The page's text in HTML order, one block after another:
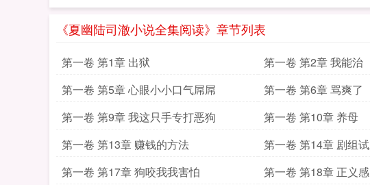
《夏幽陆司澈小说全集阅读》章节列表
第一卷 第1章 出狱 第一卷 第2章 我能治
第一卷 第5章 心眼小小口气屌屌
第一卷 第6章 骂爽了
第一卷 第9章 我这只手专打恶狗
第一卷 第10章 养母
第一卷 第13章 赚钱的方法
第一卷 第14章 剧组
第一卷 第17章 狗咬我我害怕
第一卷 第18章 正义